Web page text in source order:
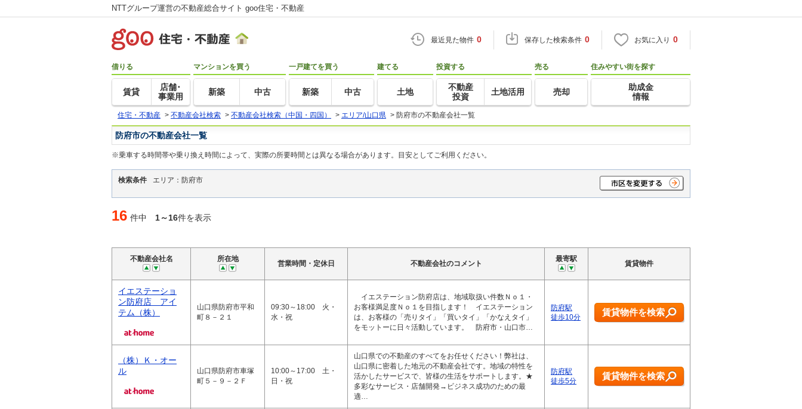
NTTグループ運営の不動産総合サイト goo住宅・不動産
最近見た物件 0 保存した検索条件 0 お気に入り 0
借りる
賃貸
店舗･
事業用
マンションを買う
新築 中古
一戸建てを買う
新築 中古
建てる
土地
投資する
不動産
投資
土地活用
売る
売却
住みやすい街を探す
助成金
情報
住宅・不動産 > 不動産会社検索 > 不動産会社検索（中国・四国） > エリア/山口県 > 防府市の不動産会社一覧
防府市の不動産会社一覧
※乗車する時間帯や乗り換え時間によって、実際の所要時間とは異なる場合があります。目安としてご利用ください。
検索条件 エリア：防府市
16 件中 1～16件を表示
不動産会社名 所在地
営業時間・定休日 不動産会社のコメント
最寄駅
賃貸物件
イエステーショ
ン防府店 アイ
テム（株）
山口県防府市平和
町８－２１
09:30～18:00 火・
水・祝
イエステーション防府店は、地域取扱い件数Ｎｏ１・
お客様満足度Ｎｏ１を目指します！ イエステーション
は、お客様の「売りタイ」「買いタイ」「かなえタイ」
をモットーに日々活動しています。 防府市・山口市…
防府駅
徒歩10分
賃貸物件を検索
（株）Ｋ・オー
ル
山口県防府市車塚
町５－９－２Ｆ
10:00～17:00 土・
日・祝
山口県での不動産のすべてをお任せください！弊社は、
山口県に密着した地元の不動産会社です。地域の特性を
活かしたサービスで、皆様の生活をサポートします。★
多彩なサービス・店舗開発→ビジネス成功のための最
適…
防府駅
徒歩5分
賃貸物件を検索